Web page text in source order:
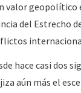
valor geopolítico
del Estrecho
hace casi dos
aún más el